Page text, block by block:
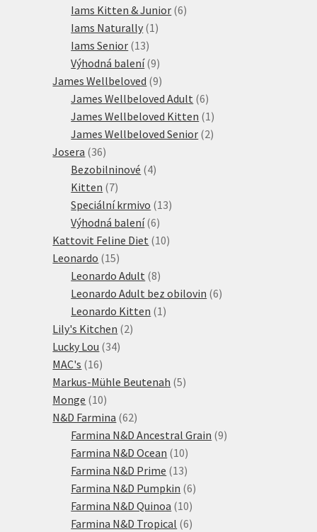
produkty
Iams Kitten & Junior 66
Iams Naturally 1 1
Iams Senior 1313
produktů
Výhodná balení 99
produktů
James Wellbeloved 99
produktů
James Wellbeloved Adult 66
produktů
James Wellbeloved Kitten 1 1
produkt
James Wellbeloved Senior 22
Josera 3636
produktů
Bezobilninové 44
Kitten 77
produktů
Speciální krmivo 1313
Výhodná balení 66
produktů
Kattovit Feline Diet 1010
Leonardo 1515
produktů
Leonardo Adult 88
produktů
Leonardo Adult bez obilovin 66
Leonardo Kitten 1 1
Lily's Kitchen 22
Lucky Lou 3434
MAC's 1616
produktů
Markus-Mühle Beutenah 55
Monge 1010
produktů
N&D Farmina 6262
produktů
Farmina N&D Ancestral Grain 99
Farmina N&D Ocean 1010
produktů
Farmina N&D Prime 1313
produktů
Farmina N&D Pumpkin 66
Farmina N&D Quinoa 1010
produktů
Farmina N&D Tropical 66